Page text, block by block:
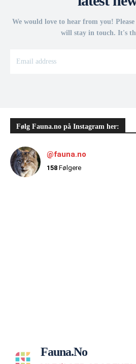
We would love to hear from you!
will stay in touch. It's
Følg Fauna.no på Instagram her:
@fauna.no
158 Følgere
Fauna.no